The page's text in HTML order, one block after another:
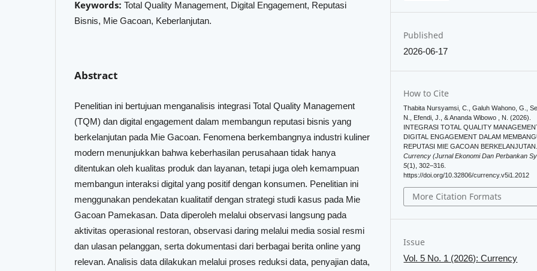
Keywords:Total Quality Management, Digital Engagement, Reputasi
Bisnis, Mie Gacoan, Keberlanjutan.
Abstract
Penelitian ini bertujuan menganalisis integrasi Total Quality Management
(TQM) dan digital engagement dalam membangun reputasi bisnis yang
berkelanjutan pada Mie Gacoan. Fenomena berkembangnya industri kuliner
modern menunjukkan bahwa keberhasilan perusahaan tidak hanya
ditentukan oleh kualitas produk dan layanan, tetapi juga oleh kemampuan
membangun interaksi digital yang positif dengan konsumen. Penelitian ini
menggunakan pendekatan kualitatif dengan strategi studi kasus pada Mie
Gacoan Pamekasan. Data diperoleh melalui observasi langsung pada
aktivitas operasional restoran, observasi daring melalui media sosial resmi
dan ulasan pelanggan, serta dokumentasi dari berbagai berita online yang
relevan. Analisis data dilakukan melalui proses reduksi data, penyajian data,
Published
2026-06-17
How to Cite
Thabita Nursyamsi, C., Galuh Wahono, G.,
N., Efendi, J., & Ananda Wibowo , N. (2026).
INTEGRASI TOTAL QUALITY
DIGITAL ENGAGEMENT DALAM
REPUTASI MIE GACOAN BERKELANJUTAN.
Currency (Jurnal Ekonomi Dan Perbankan
5(1), 302–316.
https://doi.org/10.32806/currency.v5i1.2012
More Citation Formats
Issue
Vol. 5 No. 1 (2026): Currency